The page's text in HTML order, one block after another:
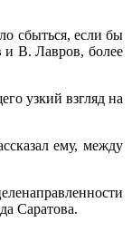
сбыться, если бы
и В. Лавров, более
узкий взгляд на
ему, между
Саратова.